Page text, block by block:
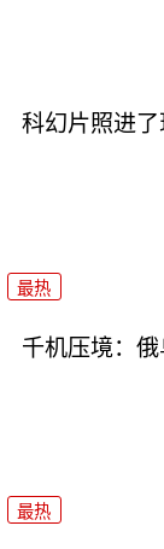
科幻片照进了
最热
千机压境：
最热